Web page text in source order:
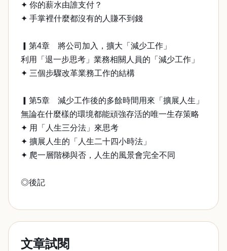
✦ 你的薪水由誰支付？
✦ 手掌裡什麼都沒有的人賺不到錢
▎第4章 將公司加入，擴大「減少工作」
利用「退一步思考」業務相關人員的「減少工作」
✦ 三個步驟改革業務工作的結構
▎第5章 減少工作後的多餘時間用來「擴展人生」
無論在什麼樣的環境都能頑強存活的唯一生存策略
✦ 用「人生三分法」來思考
✦ 擴展人生的「人生二十四小時法」
✦ 爬一層階梯與否，人生的風景會完全不同
◎後記
文章試閱